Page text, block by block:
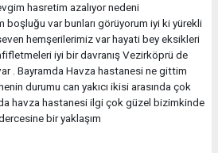
hasretim azalıyor nedeni
boşluğu var bunları görüyorum iyi ki yürekli
hemşerilerimiz var hayati bey eksikleri
iyi bir davranış Vezirköprü de
. Bayramda Havza hastanesi ne gittim
durumu can yakıcı ikisi arasında çok
havza hastanesi ilgi çok güzel bizimkinde
bir yaklaşım